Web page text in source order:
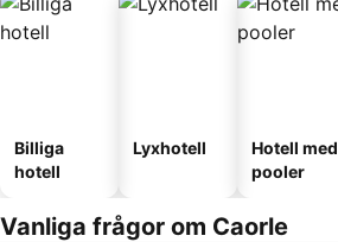
Billiga
hotell
Lyxhotell
Hotell med
pooler
Vanliga frågor om Caorle